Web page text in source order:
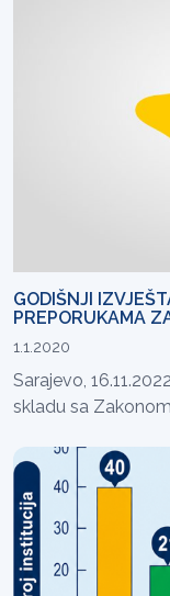
GODIŠNJI
PREPORUKAMA
1.1.2020
Sarajevo,
skladu sa